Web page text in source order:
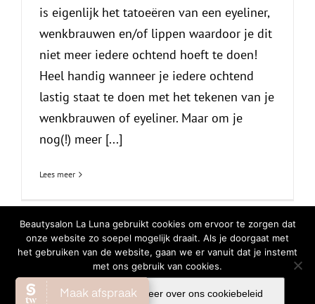
is eigenlijk het tatoeëren van een eyeliner,
wenkbrauwen en/of lippen waardoor je dit
niet meer iedere ochtend hoeft te doen!
Heel handig wanneer je iedere ochtend
lastig staat te doen met het tekenen van je
wenkbrauwen of eyeliner. Maar om je
nog(!) meer [...]
Lees meer
© Copyright2026 | All Rights Reserved | Privacy Verklaring |Cookiebeleid
Facebook
Instagram
Beautysalon La Luna gebruikt cookies om ervoor te zorgen dat
onze website zo soepel mogelijk draait. Als je doorgaat met
het gebruiken van de website, gaan we er vanuit dat je instemt
met ons gebruik van cookies.
Ok Lees meer over ons cookiebeleid